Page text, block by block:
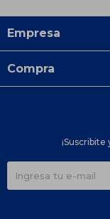
Empresa
Compra